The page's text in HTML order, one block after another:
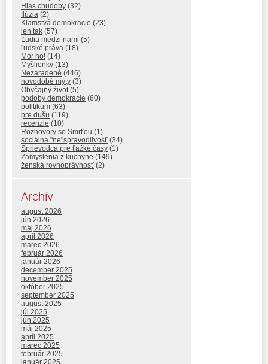
Hlas chudoby (32)
Ilúzia (2)
Klamstvá demokracie (23)
len tak (57)
Ľudia medzi nami (5)
ľudské práva (18)
Mor ho! (14)
Myšlienky (13)
Nezaradené (446)
novodobé mýty (3)
Obyčajný život(5)
podoby demokracie (60)
politikum (63)
pre dušu (119)
recenzie (10)
Rozhovory so Smrťou (1)
sociálna "ne"spravodlivosť (34)
Sprievodca pre ťažké časy (1)
Zamyslenia z kuchyne (149)
ženská rovnoprávnosť (2)
Archív
august 2026
jún 2026
máj 2026
apríl 2026
marec 2026
február 2026
január 2026
december 2025
november 2025
október 2025
september 2025
august 2025
júl 2025
jún 2025
máj 2025
apríl 2025
marec 2025
február 2025
január 2025